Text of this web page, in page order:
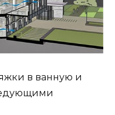
в ванную и